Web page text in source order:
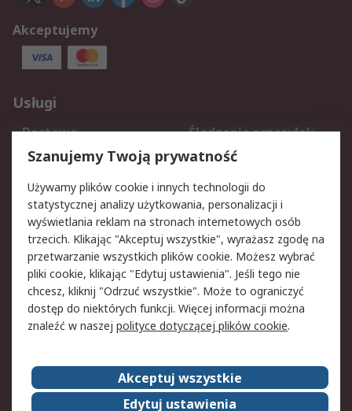
Akceptujemy
Usługi
Dostawa
Śledzenie przesyłek
Reklamacje i zwroty
Rejestracja
Aspekty prawne
Bezpieczeństwo e-
maila
Polityka dotycząca
plików cookie
Polityka prywatności
Użytkowanie witryny
Zastrzeżenia prawne
Warunki Sprzedaży
Kontakt
O firmie RS
RS na świecie
Szanujemy Twoją prywatność
Używamy plików cookie i innych technologii do
statystycznej analizy użytkowania, personalizacji i
wyświetlania reklam na stronach internetowych osób
trzecich. Klikając "Akceptuj wszystkie", wyrażasz zgodę na
przetwarzanie wszystkich plików cookie. Możesz wybrać
pliki cookie, klikając "Edytuj ustawienia". Jeśli tego nie
chcesz, kliknij "Odrzuć wszystkie". Może to ograniczyć
dostęp do niektórych funkcji. Więcej informacji można
znaleźć w naszej polityce dotyczącej plików cookie.
Akceptuj wszystkie
Edytuj ustawienia